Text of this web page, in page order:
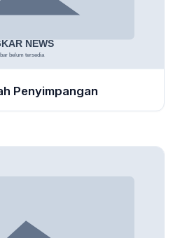
Penyimpangan